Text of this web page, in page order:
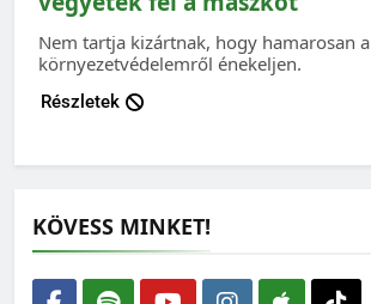
Nem tartja kizártnak, hogy hamarosan a
környezetvédelemről énekeljen.
Részletek
KÖVESS MINKET!